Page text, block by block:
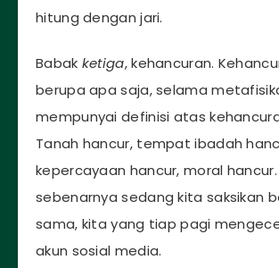
hitung dengan jari.
Babak ketiga, kehancuran.
berupa apa saja, selama
mempunyai definisi atas
Tanah hancur, tempat ibadah
kepercayaan hancur, moral
sebenarnya sedang kita saksikan
sama, kita yang tiap pagi
akun sosial media.